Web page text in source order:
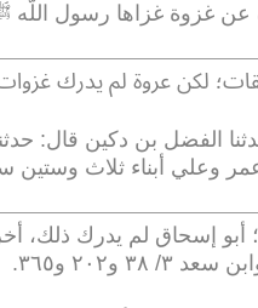
عن غزوة غزاها رسول اللَّه
الفضل بن دكين قال:
وعلي أبناء ثلاث وستين
.